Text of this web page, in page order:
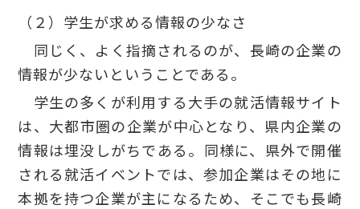
（２）学生が求める情報の少なさ
同じく、よく指摘されるのが、長崎の企業の
情報が少ないということである。
学生の多くが利用する大手の就活情報サイト
は、大都市圏の企業が中心となり、県内企業の
情報は埋没しがちである。同様に、県外で開催
される就活イベントでは、参加企業はその地に
本拠を持つ企業が主になるため、そこでも長崎